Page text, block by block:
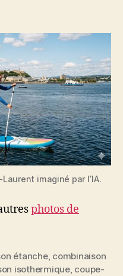
imaginé par l’IA.
photos de
étanche, combinaison
isothermique, coupe-